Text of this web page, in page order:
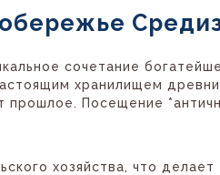
сочетание
хранилищем
Посещение
хозяйства, что